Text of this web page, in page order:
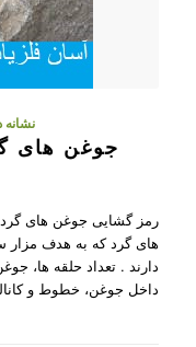
نشانه
جوغن های
رمز گشایی جوغن های گرد
های گرد که به هدف مزار
دارند . تعداد حلقه ها،
داخل جوغن، خطوط و